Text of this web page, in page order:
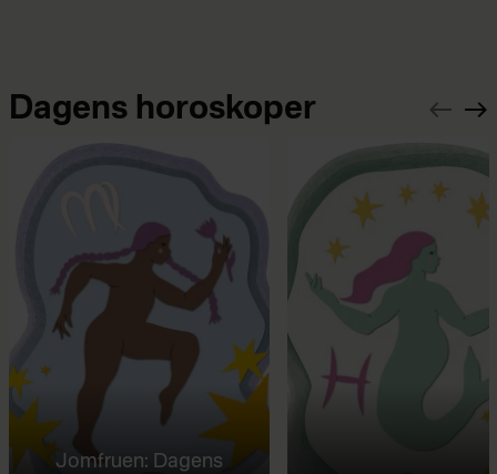
Dagens horoskoper
Jomfruen: Dagens